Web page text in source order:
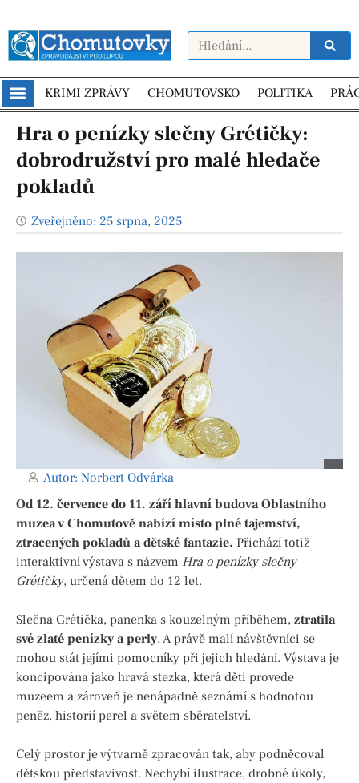
KRIMI ZPRÁVY CHOMUTOVSKO POLITIKA
Hra o penízky slečny Grétičky:
dobrodružství pro malé hledače
pokladů
Zveřejněno: 25 srpna, 2025
Autor: Norbert Odvárka
Od 12. července do 11. září hlavní budova Oblastního
muzea v Chomutově nabízí místo plné tajemství,
ztracených pokladů a dětské fantazie. Přichází totiž
interaktivní výstava s názvem Hra o penízky slečny
Grétičky, určená dětem do 12 let.
Slečna Grétička, panenka s kouzelným příběhem, ztratila
své zlaté penízky a perly. A právě malí návštěvníci se
mohou stát jejími pomocníky při jejich hledání. Výstava je
koncipována jako hravá stezka, která děti provede
muzeem a zároveň je nenápadně seznámí s hodnotou
peněz, historií perel a světem sběratelství.
Celý prostor je výtvarně zpracován tak, aby podněcoval
dětskou představivost. Nechybí ilustrace, drobné úkoly,